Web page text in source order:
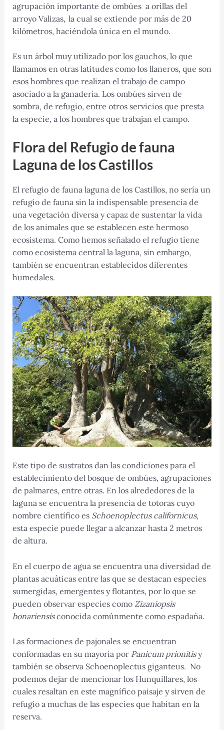
agrupación importante de ombúes a orillas del
arroyo Valizas, la cual se extiende por más de 20
kilómetros, haciéndola única en el mundo.
Es un árbol muy utilizado por los gauchos, lo que
llamamos en otras latitudes como los llaneros, que son
esos hombres que realizan el trabajo de campo
asociado a la ganadería. Los ombúes sirven de
sombra, de refugio, entre otros servicios que presta
la especie, a los hombres que trabajan el campo.
Flora del Refugio de fauna
Laguna de los Castillos
El refugio de fauna laguna de los Castillos, no sería un
refugio de fauna sin la indispensable presencia de
una vegetación diversa y capaz de sustentar la vida
de los animales que se establecen este hermoso
ecosistema. Como hemos señalado el refugio tiene
como ecosistema central la laguna, sin embargo,
también se encuentran establecidos diferentes
humedales.
Este tipo de sustratos dan las condiciones para el
establecimiento del bosque de ombúes, agrupaciones
de palmares, entre otras. En los alrededores de la
laguna se encuentra la presencia de totoras cuyo
nombre científico es Schoenoplectus californicus,
esta especie puede llegar a alcanzar hasta 2 metros
de altura.
En el cuerpo de agua se encuentra una diversidad de
plantas acuáticas entre las que se destacan especies
sumergidas, emergentes y flotantes, por lo que se
pueden observar especies como Zizaniopsis
bonariensisconocida comúnmente como espadaña.
Las formaciones de pajonales se encuentran
conformadas en su mayoría por Panicum prionitisy
también se observa Schoenoplectus giganteus. No
podemos dejar de mencionar los Hunquillares, los
cuales resaltan en este magnífico paisaje y sirven de
refugio a muchas de las especies que habitan en la
reserva.